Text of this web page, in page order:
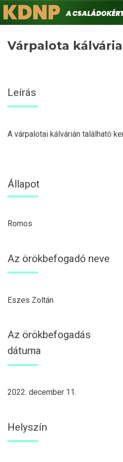
Ugrás
a
Keresés
KDNPA családokért.
Várpalota
Leírás
A várpalotai kálvárián található
Állapot
Romos
Az örökbefogadó neve
Eszes Zoltán
Az örökbefogadás
dátuma
2022. december 11.
Helyszín